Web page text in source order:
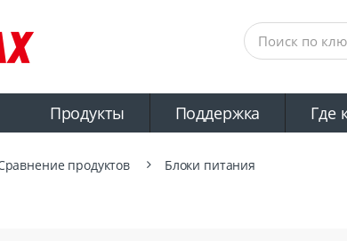
Продукты Поддержка Где
продуктов Блоки питания